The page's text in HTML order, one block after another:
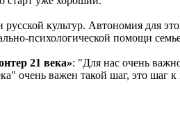
культур. Автономия для
психологической помощи
21 века»: "Для нас очень
очень важен такой шаг, это